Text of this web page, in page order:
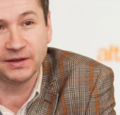
Смелость
Генеральный
ЗИАС — об эстетике